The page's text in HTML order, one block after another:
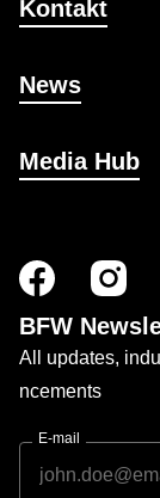
Kontakt
News
Media Hub
BFW
All updates,
ncements
E-mail